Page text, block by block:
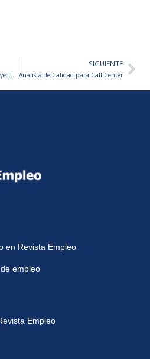
Geólogo/a para Empresa de Proyectos Mineros
SIGUIENTE
Analista de Calidad para Call Center
en Revista Empleo
empleo
Empleo